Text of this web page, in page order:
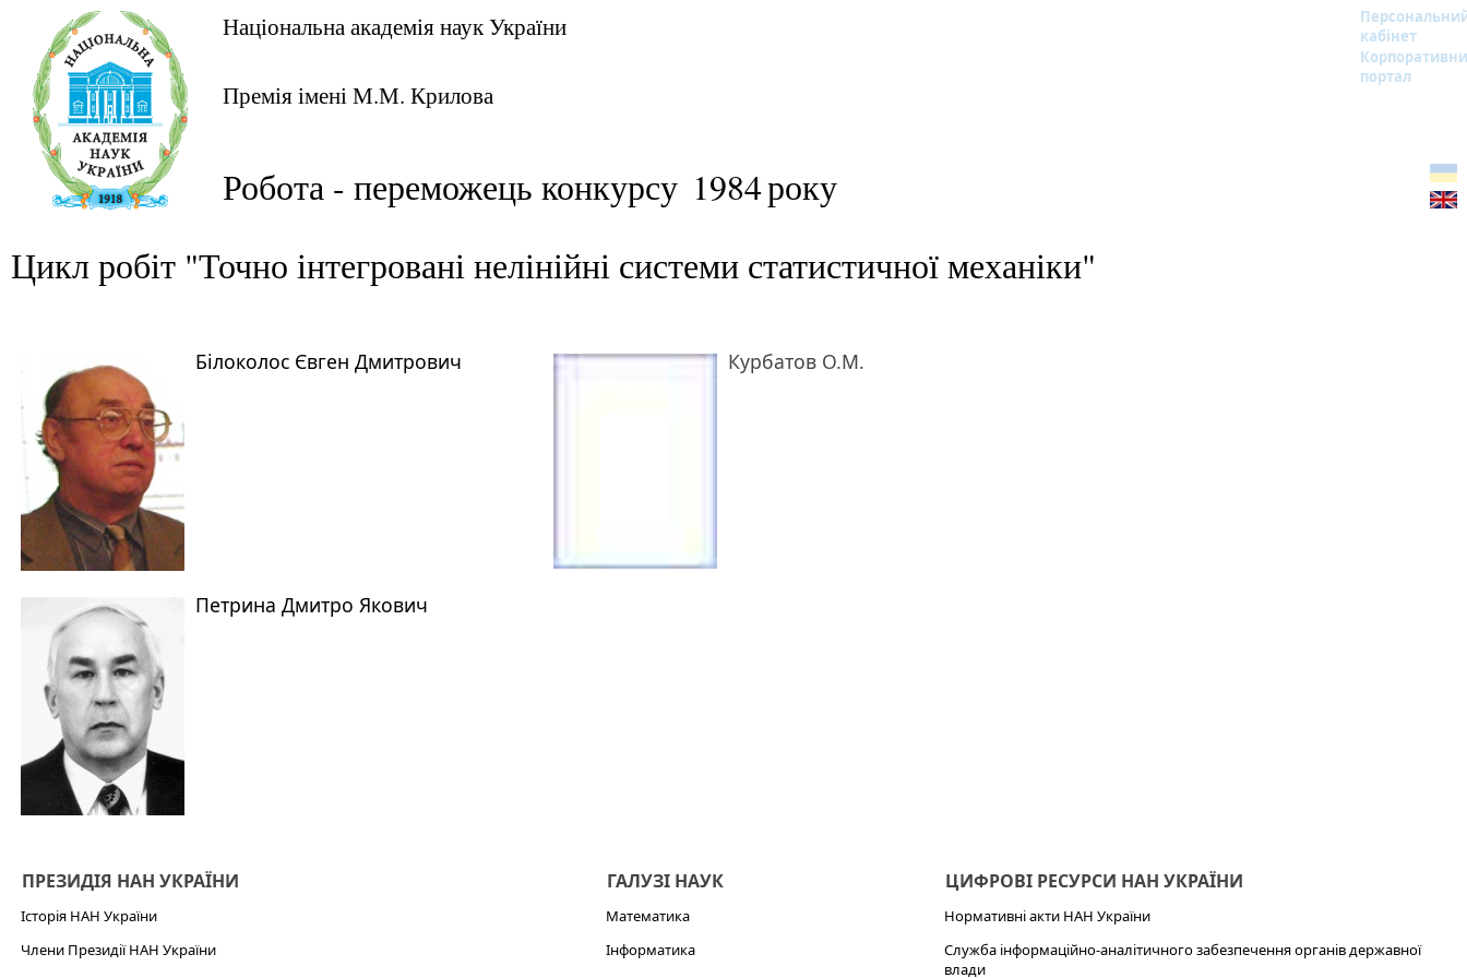
Національна академія наук України
кабінет
портал
Премія імені М.М. Крилова
Робота - переможець конкурсу 1984року
Цикл робіт "Точно інтегровані нелінійні системи статистичної механіки"
Білоколос Євген Дмитрович Курбатов О.М.
Петрина Дмитро Якович
ПРЕЗИДІЯ НАН УКРАЇНИ
Історія НАН України
Члени Президії НАН України
ГАЛУЗІ НАУК
Математика
Інформатика
ЦИФРОВІ РЕСУРСИ НАН УКРАЇНИ
Нормативні акти НАН України
Служба інформаційно-аналітичного забезпечення органів державної
влади